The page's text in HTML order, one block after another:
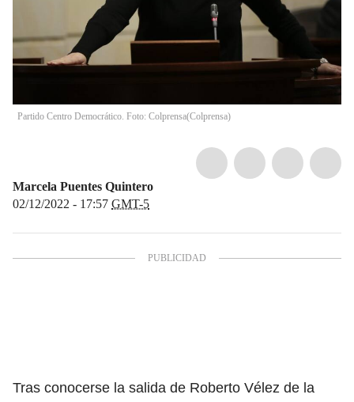
Partido Centro Democrático. Foto: Colprensa(Colprensa)
Marcela Puentes Quintero
02/12/2022 - 17:57 GMT-5
Tras conocerse la salida de Roberto Vélez de la